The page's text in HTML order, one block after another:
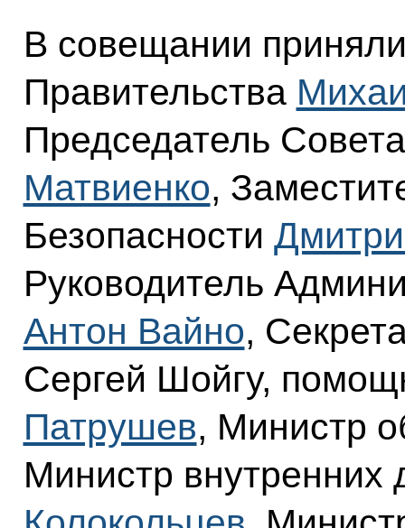
В совещании
Правительства
Председатель
Матвиенко,
Безопасности
Руководитель
Антон Вайно,
Сергей Шойгу,
Патрушев, Министр
Министр внутренних